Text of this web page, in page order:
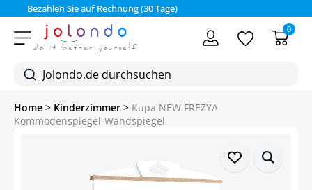
Bezahlen Sie auf Rechnung (30 Tage)
0
Home > Kinderzimmer > Kupa NEW FREZYA
Kommodenspiegel-Wandspiegel